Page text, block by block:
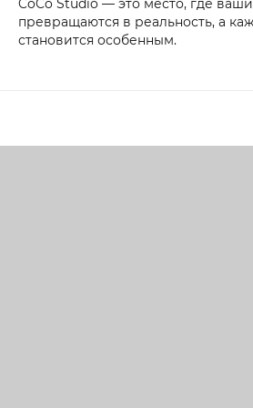
CoCo Studio — это место, где
превращаются в реальность, а
становится особенным.